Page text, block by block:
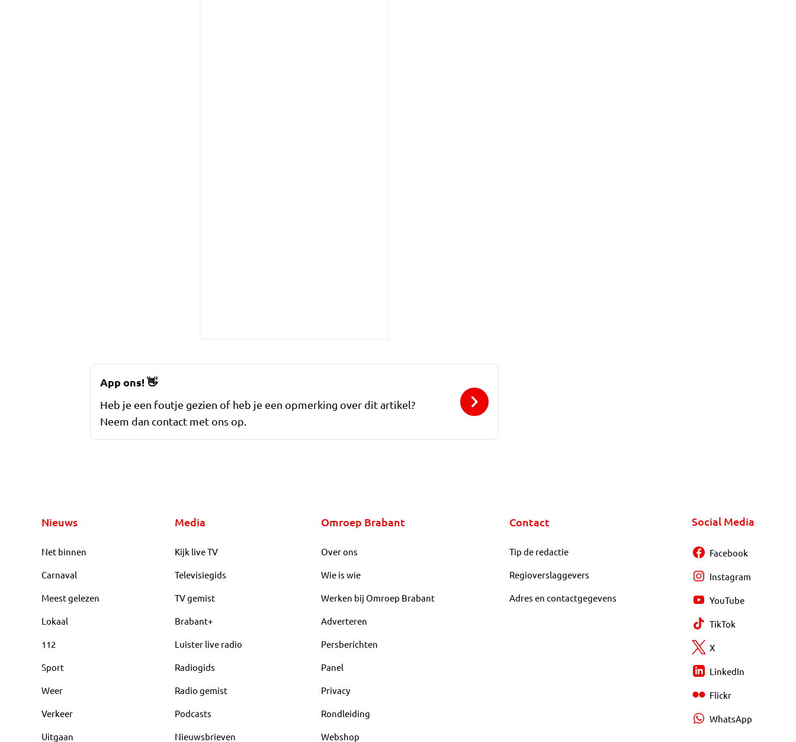
App ons!👋
Heb je een foutje gezien of heb je een opmerking over dit artikel?
Neem dan contact met ons op.
Nieuws
Net binnen
Carnaval
Meest gelezen
Lokaal
112
Sport
Weer
Verkeer
Uitgaan
Media
Kijk live TV
Televisiegids
TV gemist
Brabant+
Luister live radio
Radiogids
Radio gemist
Podcasts
Nieuwsbrieven
Omroep Brabant
Over ons
Wie is wie
Werken bij Omroep Brabant
Adverteren
Persberichten
Panel
Privacy
Rondleiding
Webshop
Contact
Tip de redactie
Regioverslaggevers
Adres en contactgegevens
Social Media
Facebook
Instagram
YouTube
TikTok
X
LinkedIn
Flickr
WhatsApp